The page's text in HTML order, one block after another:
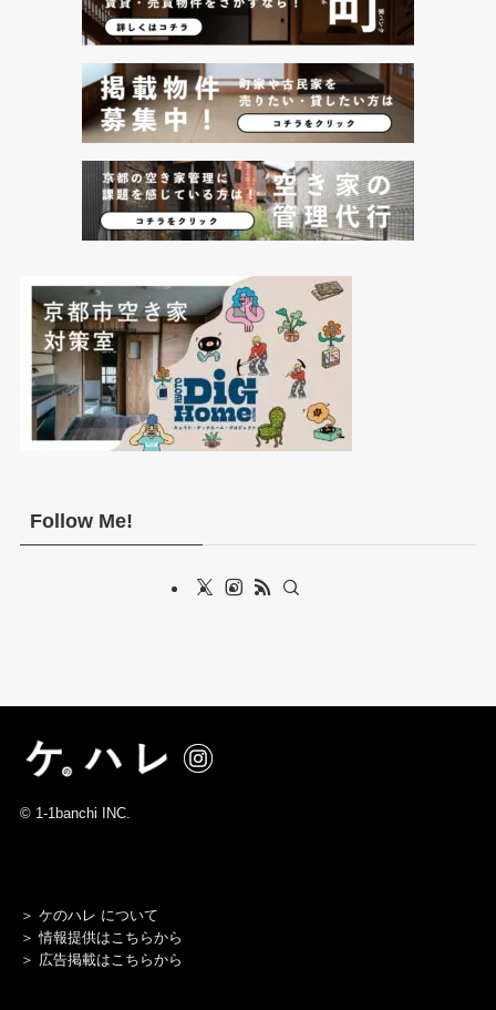
Follow Me!
©1-1banchi INC.
＞ ケのハレ について
＞情報提供はこちらから
＞ 広告掲載はこちらから